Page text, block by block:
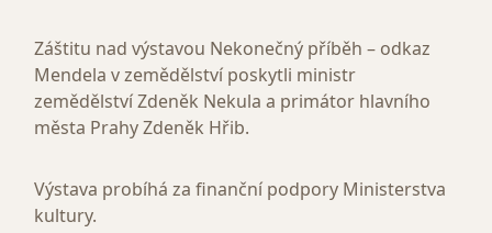
Záštitu nad výstavou Nekonečný příběh – odkaz
Mendela v zemědělství poskytli ministr
zemědělství Zdeněk Nekula a primátor hlavního
města Prahy Zdeněk Hřib.
Výstava probíhá za finanční podpory Ministerstva
kultury.